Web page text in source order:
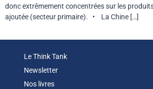
donc extrêmement concentrées sur les
ajoutée (secteur primaire). • La Chine […]
Le Think Tank
Newsletter
Nos livres